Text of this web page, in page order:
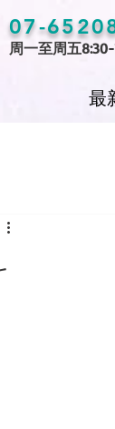
07-
周一至周五8:30-
最